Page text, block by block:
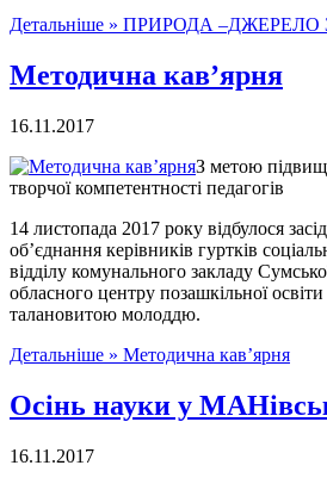
Детальніше » ПРИРОДА –ДЖЕРЕЛО
Методична кав’ярня
16.11.2017
З метою
творчої компетентності педагогів
14 листопада 2017 року відбулося
об’єднання керівників гуртків
відділу комунального закладу
обласного центру позашкільної
талановитою молоддю.
Детальніше » Методична кав’ярня
Осінь науки у
16.11.2017